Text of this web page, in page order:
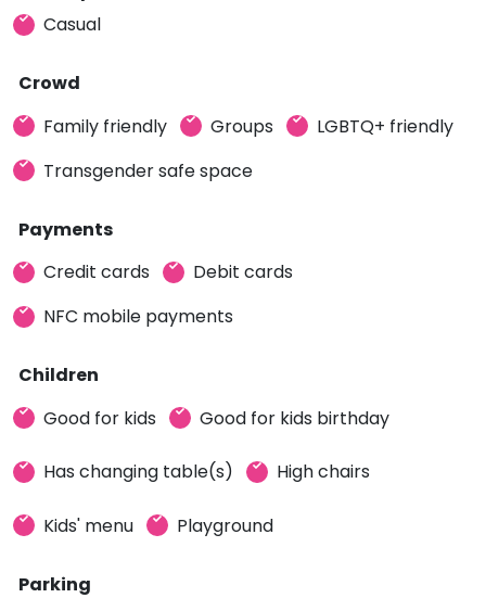
Casual
Crowd
Family friendly
Groups
LGBTQ+ friendly
Transgender safe space
Payments
Credit cards
Debit cards
NFC mobile payments
Children
Good for kids
Good for kids birthday
Has changing table(s) High chairs
Kids' menu Playground
Parking